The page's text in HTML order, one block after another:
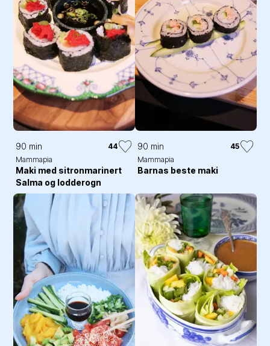
90 min
44
Mammapia
Maki med sitronmarinert
Salma og lodderogn
90 min
45
Mammapia
Barnas beste maki